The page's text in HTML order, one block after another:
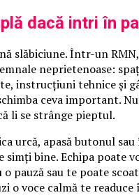
dacă intri în
slăbiciune. Într-un
neprietenoase:
instrucțiuni tehnice și
ceva important.
li se strânge pieptul.
urcă, apasă butonul sau
simți bine. Echipa poate
pauză sau te poate
o voce calmă te readuce